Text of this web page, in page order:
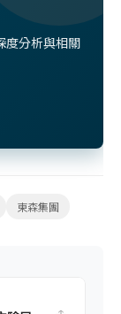
度分析與相關
東森集團